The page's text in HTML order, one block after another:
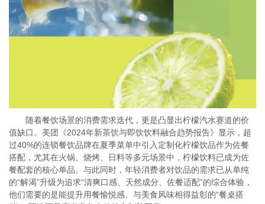
随着餐饮场景的消费需求迭代，更是凸显出柠檬汽水赛道的价
值缺口。美团《2024年新茶饮与即饮饮料融合趋势报告》显示，超
过40%的连锁餐饮品牌在夏季菜单中引入定制化柠檬饮品作为佐餐
搭配，尤其在火锅、烧烤、日料等多元场景中，柠檬饮料已成为佐
餐配套的核心单品。与此同时，年轻消费者对饮品的需求已从单纯
的“解渴”升级为追求“清爽口感、天然成分、佐餐适配”的综合体验，
他们需要的是能提升用餐愉悦感、与美食风味相得益彰的“餐桌搭